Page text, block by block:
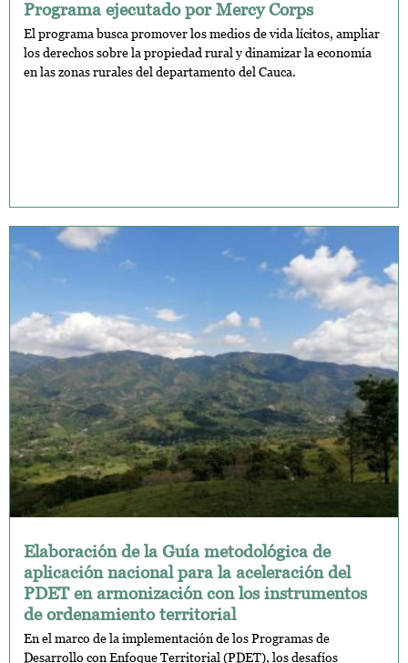
Programa ejecutado por Mercy Corps
El programa busca promover los medios de vida lícitos, ampliar
los derechos sobre la propiedad rural y dinamizar la economía
en las zonas rurales del departamento del Cauca.
Elaboración de la Guía metodológica de
aplicación nacional para la aceleración del
PDET en armonización con los instrumentos
de ordenamiento territorial
En el marco de la implementación de los Programas de
Desarrollo con Enfoque Territorial (PDET), los desafíos